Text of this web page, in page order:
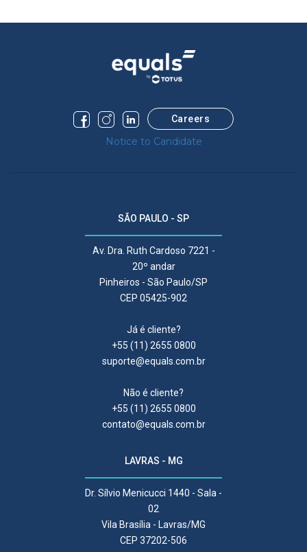
Careers
Notice to Candidate
SÃO PAULO - SP
Av. Dra. Ruth Cardoso 7221 -
20º andar
Pinheiros - São Paulo/SP
CEP 05425-902
Já é cliente?
+55 (11) 2655 0800
suporte@equals.com.br
Não é cliente?
+55 (11) 2655 0800
contato@equals.com.br
LAVRAS - MG
Dr. Sílvio Menicucci 1440 - Sala -
02
Vila Brasília - Lavras/MG
CEP 37202-506